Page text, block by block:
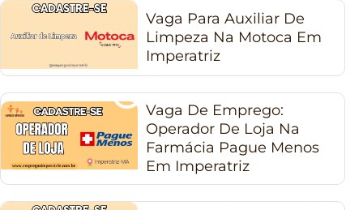
Vaga Para Auxiliar De
Limpeza Na Motoca Em
Imperatriz
Vaga De Emprego:
Operador De Loja Na
Farmácia Pague Menos
Em Imperatriz